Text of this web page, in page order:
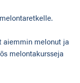
aiemmin melonut ja
melontakursseja